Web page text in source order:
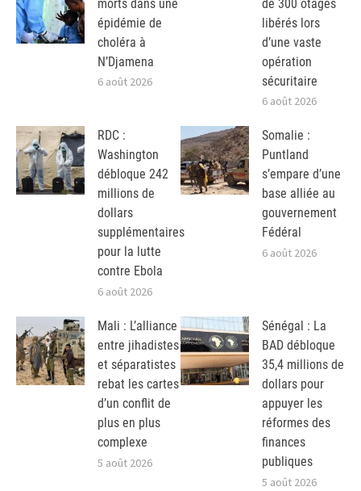
morts dans une
épidémie de
choléra à
N’Djamena
6 août 2026
de 300 otages
libérés lors
d’une vaste
opération
sécuritaire
6 août 2026
RDC :
Washington
débloque 242
millions de
dollars
supplémentaires
pour la lutte
contre Ebola
6 août 2026
Somalie :
Puntland
s’empare d’une
base alliée au
gouvernement
Fédéral
6 août 2026
Mali : L’alliance
entre jihadistes
et séparatistes
rebat les cartes
d’un conflit de
plus en plus
complexe
5 août 2026
Sénégal : La
BAD débloque
35,4 millions de
dollars pour
appuyer les
réformes des
finances
publiques
5 août 2026